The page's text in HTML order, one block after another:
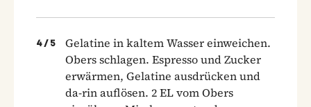
4/ 5
Gelatine in kaltem Wasser einweichen.
Obers schlagen. Espresso und Zucker
erwärmen, Gelatine ausdrücken und
da-rin auflösen. 2 EL vom Obers